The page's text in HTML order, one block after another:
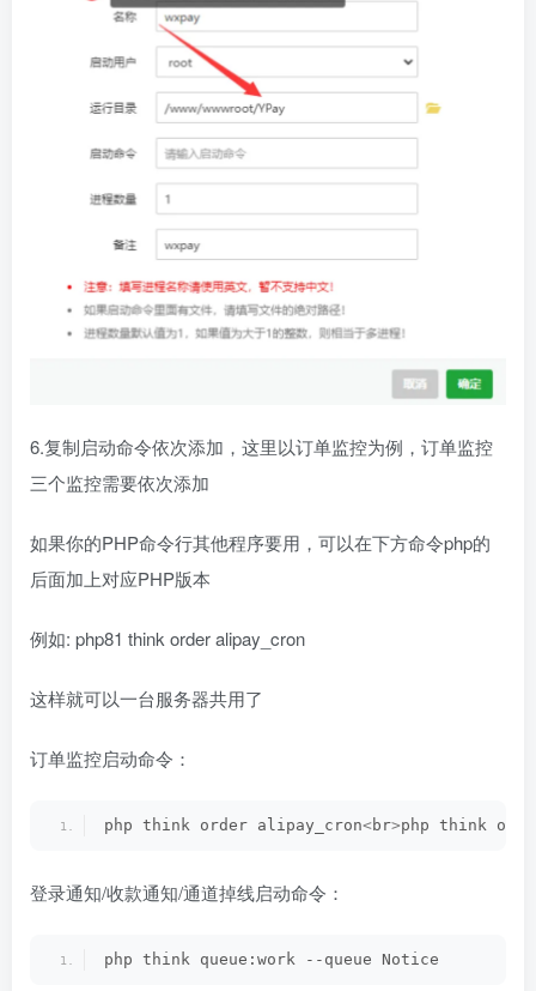
6.复制启动命令依次添加，这里以订单监控为例，订单监控
三个监控需要依次添加
如果你的PHP命令行其他程序要用，可以在下方命令php的
后面加上对应PHP版本
例如: php81 think order alipay_cron
这样就可以一台服务器共用了
订单监控启动命令：
php think order alipay_cron<br>php think
登录通知/收款通知/通道掉线启动命令：
php think queue:work --queue Notice